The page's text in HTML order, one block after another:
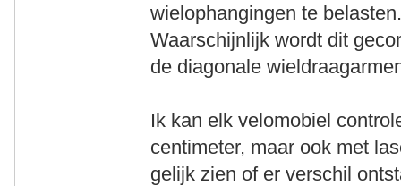
wielophangingen te
Waarschijnlijk wordt dit
de diagonale
Ik kan elk velomobiel
centimeter, maar ook met
gelijk zien of er verschil